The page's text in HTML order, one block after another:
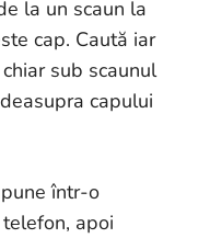
la un scaun la
cap. Caută iar
sub scaunul
capului
într-o
apoi